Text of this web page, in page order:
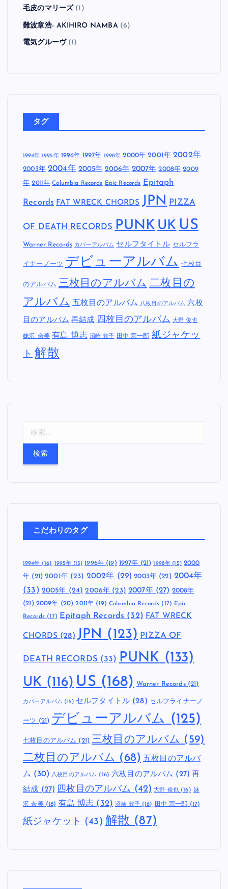
毛皮のマリーズ (1)
難波章浩- AKIHIRO NAMBA(6)
電気グルーヴ(1)
タグ
1994年 1995年 1996年 1997年 1998年 2000年 2001年 2002年
2003年 2004年 2005年 2006年 2007年 2008年 2009
年 2011年 Columbia Records Epic Records Epitaph
Records FAT WRECK CHORDS JPN PIZZA
OF DEATH RECORDS PUNK UK US
Warner Records カバーアルバム セルフタイトル セルフラ
イナーノーツ デビューアルバム 七枚目
のアルバム 三枚目のアルバム 二枚目の
アルバム 五枚目のアルバム 八枚目のアルバム 六枚
目のアルバム 再結成 四枚目のアルバム 大野 俊也
妹沢 奈美 有島 博志 沼崎 敦子 田中 宗一郎 紙ジャケッ
ト 解散
こだわりのタグ
1994年(16) 1995年 (15) 1996年(19) 1997年 (21) 1998年 (15) 2000
年 (21) 2001年(23) 2002年 (29) 2003年 (22) 2004年
(33) 2005年 (24) 2006年 (23) 2007年(27) 2008年
(21) 2009年 (20) 2011年 (19) Columbia Records (17) Epic
Records (17) Epitaph Records (32) FAT WRECK
CHORDS (28) JPN (123) PIZZA OF
DEATH RECORDS (33) PUNK (133)
UK (116) US (168) Warner Records(21)
カバーアルバム (15) セルフタイトル(28) セルフライナーノ
ーツ (21) デビューアルバム (125)
七枚目のアルバム (21) 三枚目のアルバム (59)
二枚目のアルバム (68) 五枚目のアルバ
ム (30) 八枚目のアルバム (16) 六枚目のアルバム (27) 再
結成 (27) 四枚目のアルバム (42) 大野 俊也(16) 妹
沢 奈美(18) 有島 博志 (32) 沼崎 敦子(16) 田中 宗一郎 (17)
紙ジャケット (43) 解散 (87)